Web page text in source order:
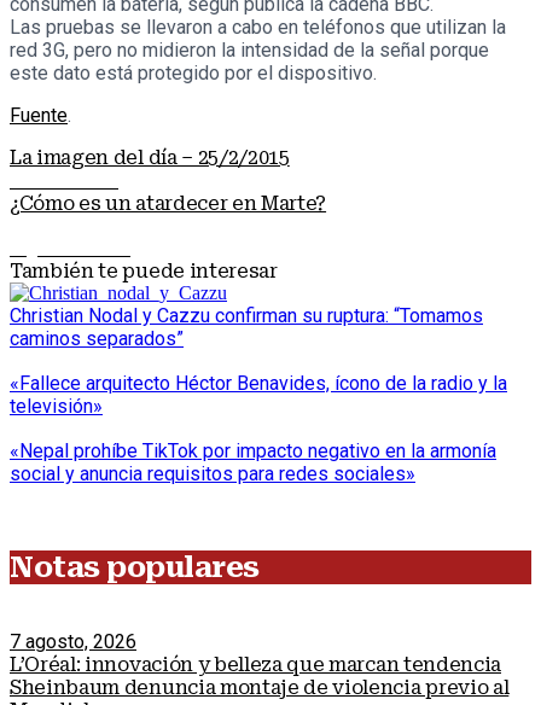
Las pruebas se llevaron a cabo en teléfonos que utilizan la
red 3G, pero no midieron la intensidad de la señal porque
este dato está protegido por el dispositivo.
Fuente.
La imagen del día – 25/2/2015
¿Cómo es un atardecer en Marte?
También te puede interesar
Christian Nodal y Cazzu confirman su ruptura: “Tomamos
caminos separados”
«Fallece arquitecto Héctor Benavides, ícono de la radio y la
televisión»
«Nepal prohíbe TikTok por impacto negativo en la armonía
social y anuncia requisitos para redes sociales»
Notas populares
7 agosto, 2026
L’Oréal: innovación y belleza que marcan tendencia
Sheinbaum denuncia montaje de violencia previo al